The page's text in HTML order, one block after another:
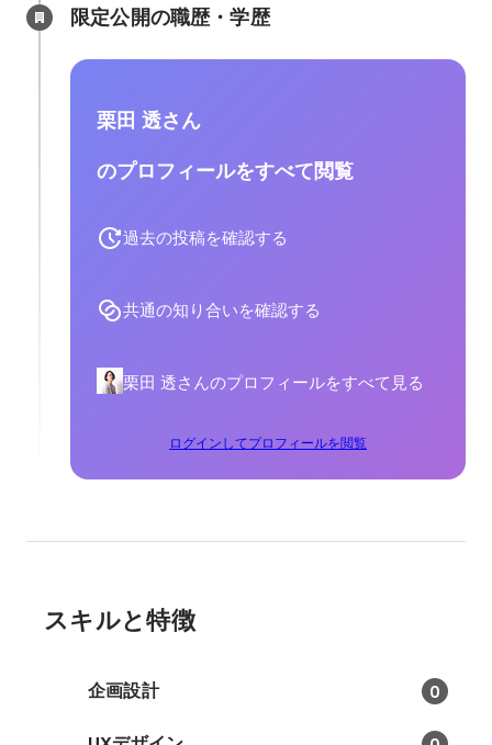
限定公開の職歴・学歴
栗田 透さん
のプロフィールをすべて閲覧
過去の投稿を確認する
共通の知り合いを確認する
栗田 透さんのプロフィールをすべて見る
ログインしてプロフィールを閲覧
スキルと特徴
企画設計 0